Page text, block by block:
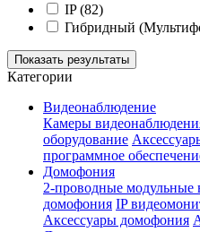
IP (82)
Гибридный
Показать результаты
Категории
Видеонаблюдение
Камеры
оборудование
программное
Домофония
2-проводные модульные
домофония IP
Аксессуары домофония